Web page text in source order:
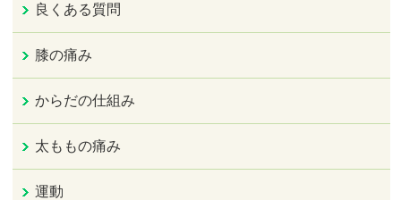
良くある質問
膝の痛み
からだの仕組み
太ももの痛み
運動